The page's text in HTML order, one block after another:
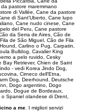
pastore maremmano
di Vallée, Cane da pastore
di Sant'Uberto, Cane lupo
Cane nudo cinese, Cane
del Peru, Cane pastore
da Serra de Aires, Cão de
de São Miguel, Cão de Fila
Carlino o Pug, Carpatin,
Bulldog, Cavalier King
a pelo ruvido, Cesky
Bay Retriever, Chien de Saint
- vedi Korea Jindo Dog,
Cirneco dell'Etna,
Dog, Deerhound, Deutsche
Dogo argentino, Dogo
Dogue de Bordeaux,
Spaniel olandese di Drent,
a me . I migliori servizi